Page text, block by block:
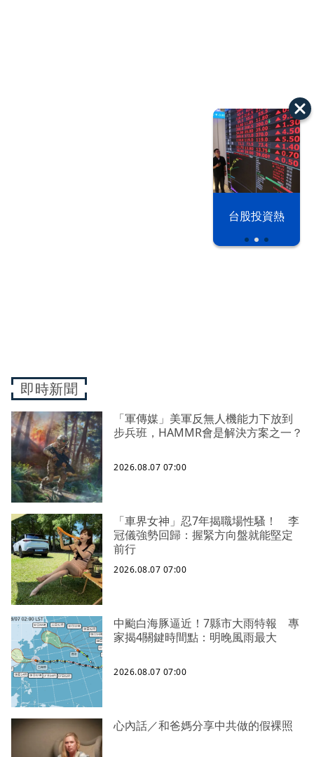
台股投資熱
即時新聞
「軍傳媒」美軍反無人機能力下放到
步兵班，HAMMR會是解決方案之一？
2026.08.07 07:00
「車界女神」忍7年揭職場性騷！ 李
冠儀強勢回歸：握緊方向盤就能堅定
前行
2026.08.07 07:00
中颱白海豚逼近！7縣市大雨特報 專
家揭4關鍵時間點：明晚風雨最大
2026.08.07 07:00
心內話／和爸媽分享中共做的假裸照